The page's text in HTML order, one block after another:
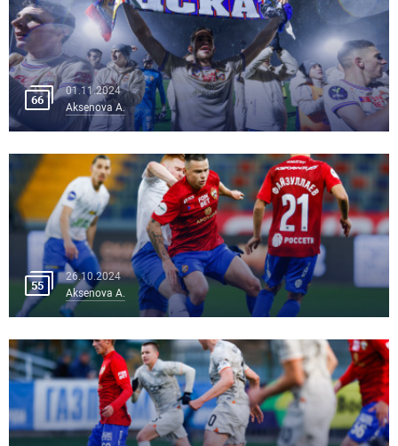
66
01.11.2024
Aksenova A.
55
26.10.2024
Aksenova A.